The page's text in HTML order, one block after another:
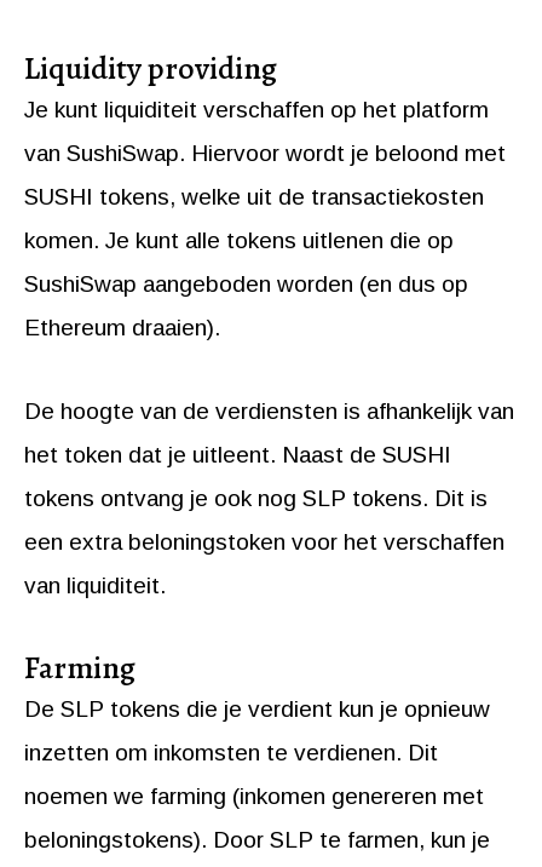
Liquidity providing
Je kunt liquiditeit verschaffen op het platform
van SushiSwap. Hiervoor wordt je beloond met
SUSHI tokens, welke uit de transactiekosten
komen. Je kunt alle tokens uitlenen die op
SushiSwap aangeboden worden (en dus op
Ethereum draaien).
De hoogte van de verdiensten is afhankelijk van
het token dat je uitleent. Naast de SUSHI
tokens ontvang je ook nog SLP tokens. Dit is
een extra beloningstoken voor het verschaffen
van liquiditeit.
Farming
De SLP tokens die je verdient kun je opnieuw
inzetten om inkomsten te verdienen. Dit
noemen we farming (inkomen genereren met
beloningstokens). Door SLP te farmen, kun je